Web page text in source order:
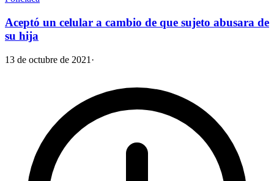
Aceptó un celular a cambio de que sujeto abusara de
su hija
13 de octubre de 2021 ·